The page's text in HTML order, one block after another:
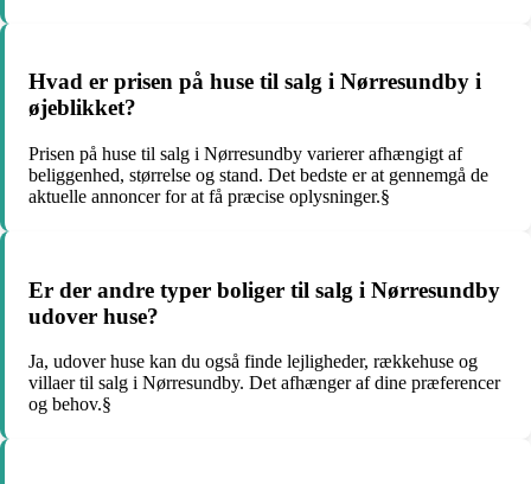
Hvad er prisen på huse til salg i Nørresundby i
øjeblikket?
Prisen på huse til salg i Nørresundby varierer afhængigt af
beliggenhed, størrelse og stand. Det bedste er at gennemgå de
aktuelle annoncer for at få præcise oplysninger.§
Er der andre typer boliger til salg i Nørresundby
udover huse?
Ja, udover huse kan du også finde lejligheder, rækkehuse og
villaer til salg i Nørresundby. Det afhænger af dine præferencer
og behov.§